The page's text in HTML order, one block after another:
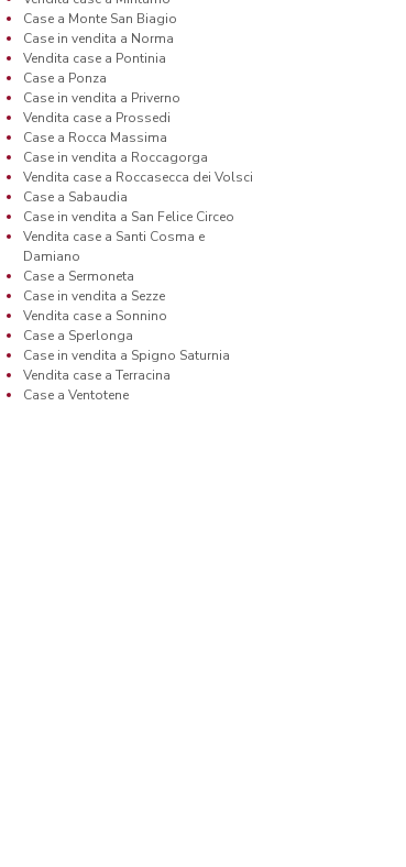
Case a Monte San Biagio
Case in vendita a Norma
Vendita case a Pontinia
Case a Ponza
Case in vendita a Priverno
Vendita case a Prossedi
Case a Rocca Massima
Case in vendita a Roccagorga
Vendita case a Roccasecca dei Volsci
Case a Sabaudia
Case in vendita a San Felice Circeo
Vendita case a Santi Cosma e
Damiano
Case a Sermoneta
Case in vendita a Sezze
Vendita case a Sonnino
Case a Sperlonga
Case in vendita a Spigno Saturnia
Vendita case a Terracina
Case a Ventotene